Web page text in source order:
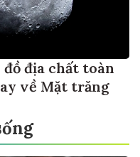
địa chất toàn
về Mặt trăng